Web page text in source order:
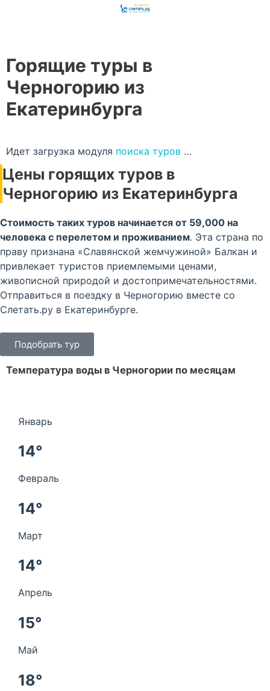
Горящие туры в
Черногорию из
Екатеринбурга
Идет загрузка модуля поиска туров …
Цены горящих туров в
Черногорию из Екатеринбурга
Стоимость таких туров начинается от 59,000 на
человека с перелетом и проживанием. Эта страна по
праву признана «Славянской жемчужиной» Балкан и
привлекает туристов приемлемыми ценами,
живописной природой и достопримечательностями.
Отправиться в поездку в Черногорию вместе со
Слетать.ру в Екатеринбурге.
Подобрать тур
Температура воды в Черногории по месяцам
Январь
14°
Февраль
14°
Март
14°
Апрель
15°
Май
18°